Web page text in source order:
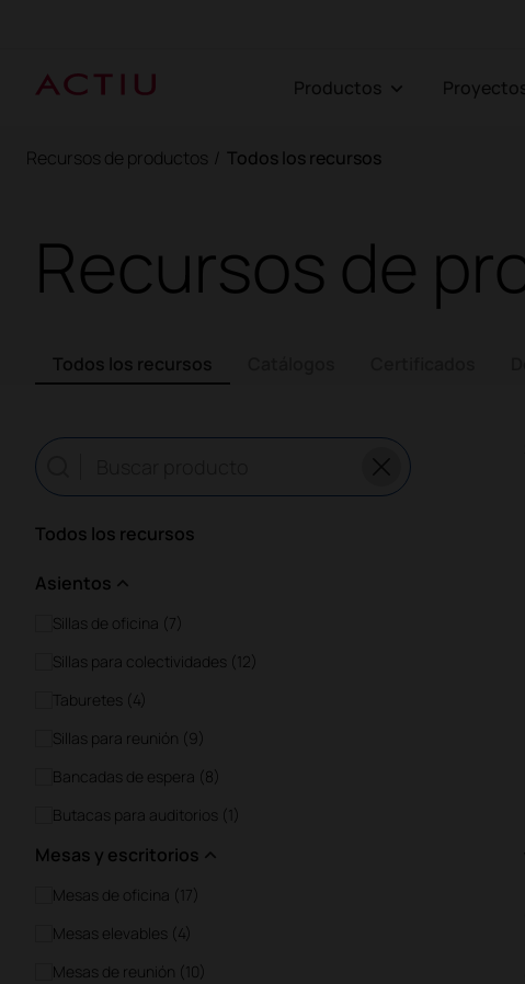
Productos
Recursos de productos / Todos los recursos
Recursos de
Todos los recursos
Todos los recursos
Asientos
Sillas de oficina (7)
Sillas para colectividades (12)
Taburetes (4)
Sillas para reunión (9)
Bancadas de espera (8)
Butacas para auditorios (1)
Mesas y escritorios
Mesas de oficina (17)
Mesas elevables (4)
Mesas de reunión (10)